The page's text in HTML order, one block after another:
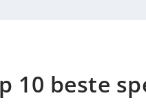
10 beste